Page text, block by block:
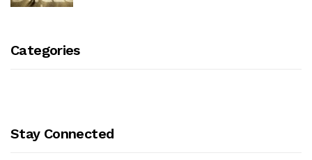
Categories
Stay Connected